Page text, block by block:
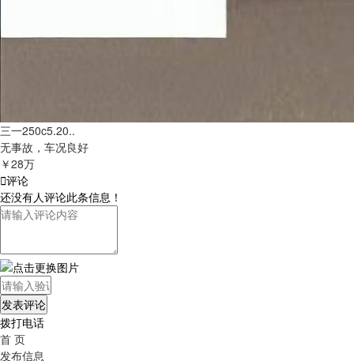
三一250c5.20..
无事故，车况良好
￥28万
评论
还没有人评论此条信息！
拨打电话
首 页
发布信息